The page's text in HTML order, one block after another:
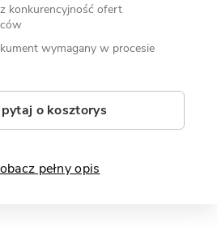
konkurencyjność ofert
wymagany w procesie
o kosztorys
pełny opis